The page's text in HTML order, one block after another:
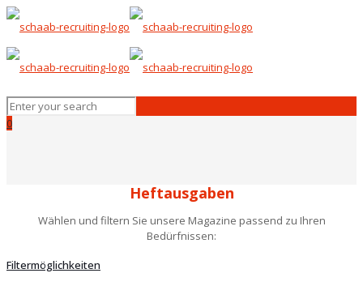
0
Heftausgaben
Wählen und filtern Sie unsere Magazine passend zu Ihren
Bedürfnissen:
Filtermöglichkeiten